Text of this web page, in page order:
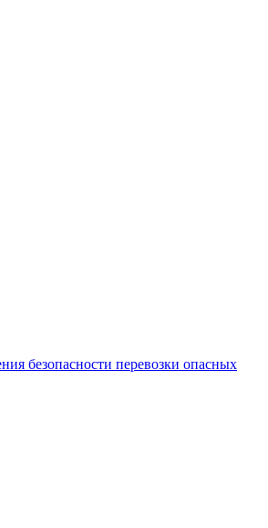
безопасности перевозки опасных